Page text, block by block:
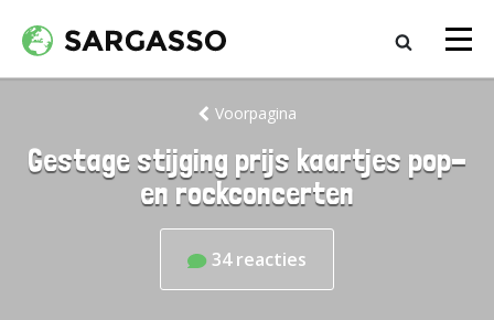
Voorpagina
Gestage stijging prijs kaartjes pop-
en rockconcerten
34 reacties